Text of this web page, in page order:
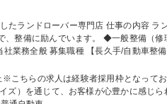
・故障診断） ◆車検・定期点検 ◆納
工場を主体とした
こちらの求人は経験者採用枠となって